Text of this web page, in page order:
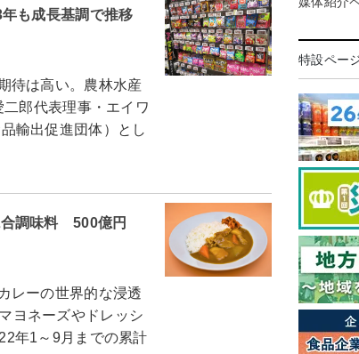
も成長基調で推移
は高い。農林水産
郎代表理事・エイワ
輸出促進団体）とし
合調味料 500億円
ーの世界的な浸透
ヨネーズやドレッシ
年1～9月までの累計
特設ペー